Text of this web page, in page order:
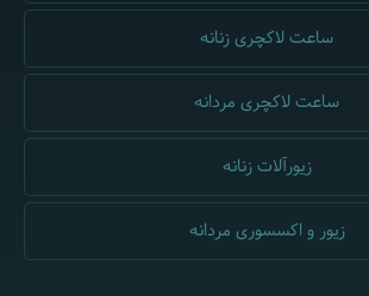
ساعت لاکچری زنانه
ساعت لاکچری مردانه
زیورآلات زنانه
زیور و اکسسوری مردانه